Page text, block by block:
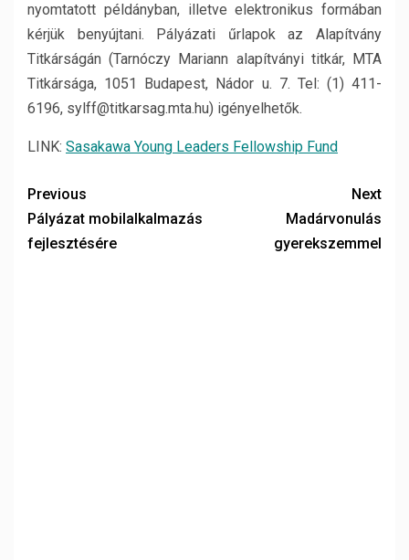
nyomtatott példányban, illetve elektronikus formában
kérjük benyújtani. Pályázati űrlapok az Alapítvány
Titkárságán (Tarnóczy Mariann alapítványi titkár, MTA
Titkársága, 1051 Budapest, Nádor u. 7. Tel: (1) 411-
6196, sylff@titkarsag.mta.hu) igényelhetők.
LINK: Sasakawa Young Leaders Fellowship Fund
Previous
Pályázat mobilalkalmazás
fejlesztésére
Next
Madárvonulás
gyerekszemmel